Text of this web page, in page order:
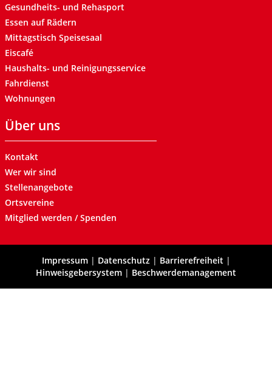
Gesundheits- und Rehasport
Essen auf Rädern
Mittagstisch Speisesaal
Eiscafé
Haushalts- und Reinigungsservice
Fahrdienst
Wohnungen
Über uns
Kontakt
Wer wir sind
Stellenangebote
Ortsvereine
Mitglied werden / Spenden
Impressum| Datenschutz| Barrierefreiheit |
Hinweisgebersystem | Beschwerdemanagement